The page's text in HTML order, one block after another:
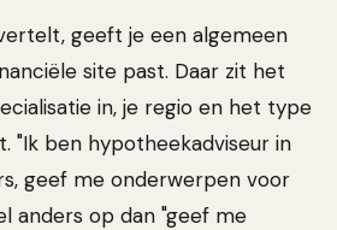
geeft je een algemeen
site past. Daar zit het
in, je regio en het type
"Ik ben hypotheekadviseur in
geef me onderwerpen voor
anders op dan "geef me